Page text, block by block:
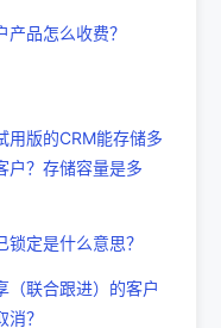
产品怎么收费？
用版的CRM能存储多
户？存储容量是多
锁定是什么意思？
（联合跟进）的客户
消？